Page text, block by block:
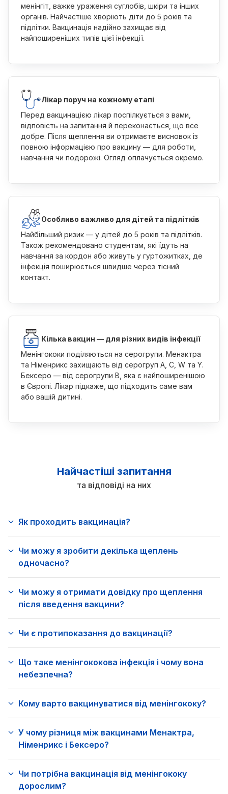
менінгіт, важке ураження суглобів, шкіри та інших
органів. Найчастіше хворіють діти до 5 років та
підлітки. Вакцинація надійно захищає від
найпоширеніших типів цієї інфекції.
Лікар поруч на кожному етапі
Перед вакцинацією лікар поспілкується з вами,
відповість на запитання й переконається, що все
добре. Після щеплення ви отримаєте висновок із
повною інформацією про вакцину — для роботи,
навчання чи подорожі. Огляд оплачується окремо.
Особливо важливо для дітей та підлітків
Найбільший ризик — у дітей до 5 років та підлітків.
Також рекомендовано студентам, які їдуть на
навчання за кордон або живуть у гуртожитках, де
інфекція поширюється швидше через тісний
контакт.
Кілька вакцин — для різних видів інфекції
Менінгококи поділяються на серогрупи. Менактра
та Німенрикс захищають від серогруп A, C, W та Y.
Бексеро — від серогрупи B, яка є найпоширенішою
в Європі. Лікар підкаже, що підходить саме вам
або вашій дитині.
Найчастіші запитання
та відповіді на них
Як проходить вакцинація?
Чи можу я зробити декілька щеплень
одночасно?
Чи можу я отримати довідку про щеплення
після введення вакцини?
Чи є протипоказання до вакцинації?
Що таке менінгококова інфекція і чому вона
небезпечна?
Кому варто вакцинуватися від менінгококу?
У чому різниця між вакцинами Менактра,
Німенрикс і Бексеро?
Чи потрібна вакцинація від менінгококу
дорослим?